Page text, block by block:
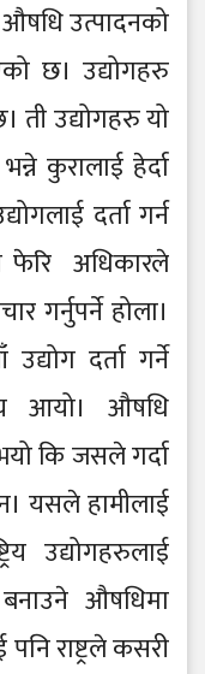
उत्पादनको
छ। उद्योगहरु
ती उद्योगहरु यो
कुरालाई हेर्दा
दर्ता गर्न
फेरि अधिकारले
गर्नुपर्ने होला।
दर्ता गर्ने
आयो। औषधि
कि जसले गर्दा
यसले हामीलाई
उद्योगहरुलाई
औषधिमा
राष्ट्रले कसरी